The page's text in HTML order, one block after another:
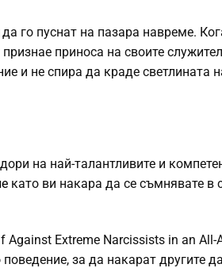
го пуснат на пазара навреме.
приноса на своите
и не спира да краде светлината
на най-талантливите и
като ви накара да се съмнявате в
Extreme Narcissists in an All-
за да накарат другите